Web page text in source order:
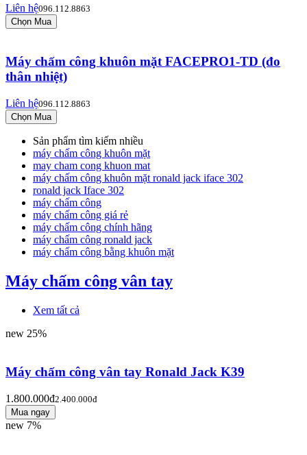
Liên hệ096.112.8863
Máy chấm công khuôn mặt FACEPRO1-TD (đo
thân nhiệt)
Liên hệ096.112.8863
Sản phẩm tìm kiếm nhiều
máy chấm công khuôn mặt
may cham cong khuon mat
máy chấm công khuôn mặt ronald jack iface 302
ronald jack Iface 302
máy chấm công
máy chấm công giá rẻ
máy chấm công chính hãng
máy chấm công ronald jack
máy chấm công bằng khuôn mặt
Máy chấm công vân tay
Xem tất cả
new 25%
Máy chấm công vân tay Ronald Jack K39
1.800.000đ2.400.000đ
new 7%